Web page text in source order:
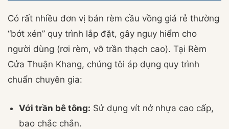
Có rất nhiều đơn vị bán rèm cầu vồng giá rẻ thường
“bớt xén” quy trình lắp đặt, gây nguy hiểm cho
người dùng (rơi rèm, vỡ trần thạch cao). Tại Rèm
Cửa Thuận Khang, chúng tôi áp dụng quy trình
chuẩn chuyên gia:
Với trần bê tông: Sử dụng vít nở nhựa cao cấp,
bao chắc chắn.